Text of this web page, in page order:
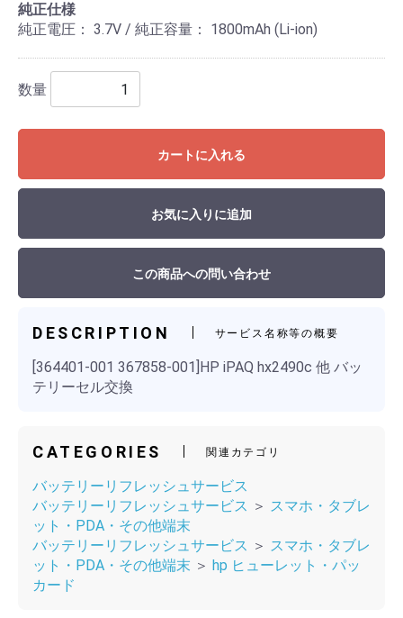
純正仕様
純正電圧： 3.7V / 純正容量： 1800mAh (Li-ion)
数量
カートに入れる
お気に入りに追加
この商品への問い合わせ
DESCRIPTION サービス名称等の概要
[364401-001 367858-001]HP iPAQ hx2490c 他 バッ
テリーセル交換
CATEGORIES 関連カテゴリ
バッテリーリフレッシュサービス
バッテリーリフレッシュサービス ＞ スマホ・タブレ
ット・PDA・その他端末
バッテリーリフレッシュサービス ＞ スマホ・タブレ
ット・PDA・その他端末 ＞ hp ヒューレット・パッ
カード